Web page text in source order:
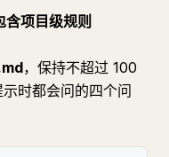
项目级规则
，保持不超过 100
时都会问的四个问